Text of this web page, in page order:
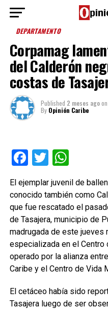
DEPARTAMENTO
Corpamag
del Calderón
costas de
Published 2 meses agoon
By Opinión Caribe
Facebook
Twitter
El ejemplar juvenil de
conocido también como
que fue rescatado el
de Tasajera, municipio de
madrugada de este jueves
especializada en el Centro
operado por la alianza
Caribe y el Centro de Vida
El cetáceo había sido
Tasajera luego de ser